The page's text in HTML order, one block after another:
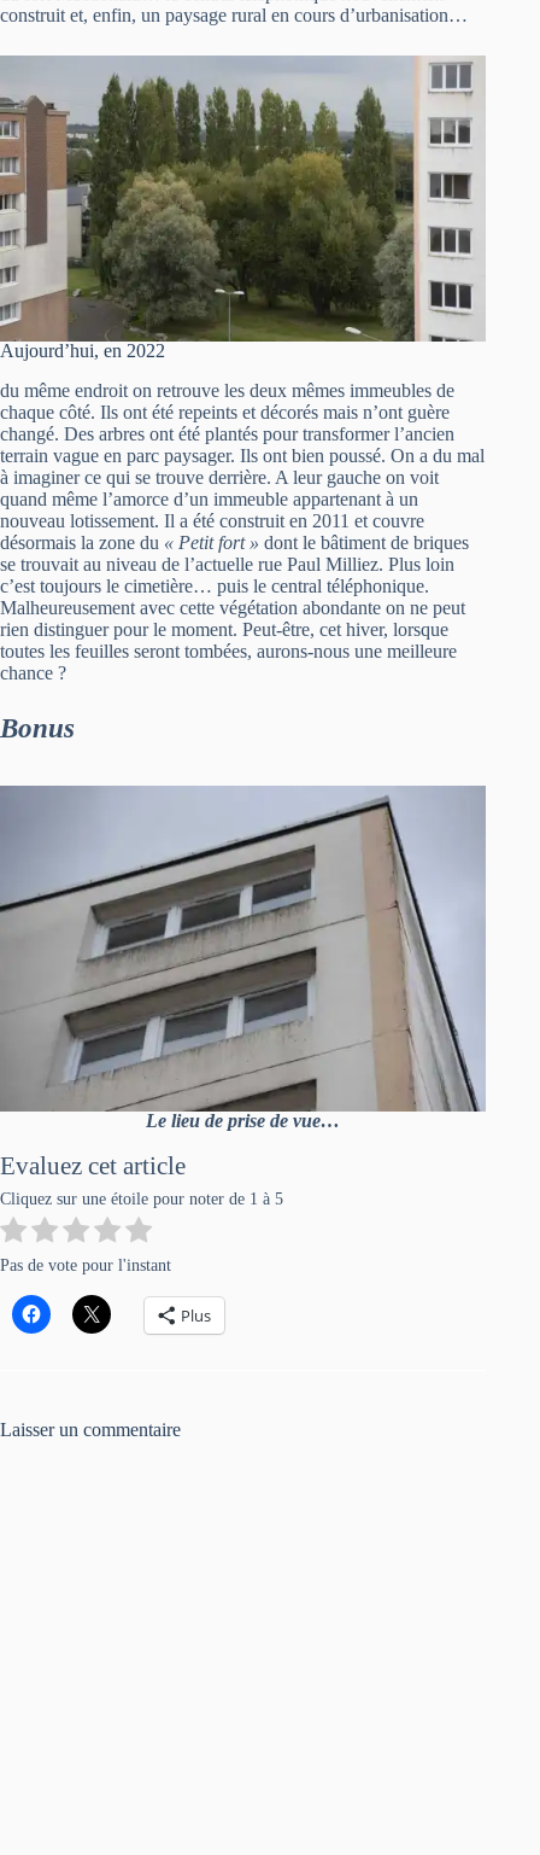
construit et, enfin, un paysage rural en cours d’urbanisation…
Aujourd’hui, en 2022
du même endroit on retrouve les deux mêmes immeubles de
chaque côté. Ils ont été repeints et décorés mais n’ont guère
changé. Des arbres ont été plantés pour transformer l’ancien
terrain vague en parc paysager. Ils ont bien poussé. On a du mal
à imaginer ce qui se trouve derrière. A leur gauche on voit
quand même l’amorce d’un immeuble appartenant à un
nouveau lotissement. Il a été construit en 2011 et couvre
désormais la zone du « Petit fort » dont le bâtiment de briques
se trouvait au niveau de l’actuelle rue Paul Milliez. Plus loin
c’est toujours le cimetière… puis le central téléphonique.
Malheureusement avec cette végétation abondante on ne peut
rien distinguer pour le moment. Peut-être, cet hiver, lorsque
toutes les feuilles seront tombées, aurons-nous une meilleure
chance ?
Bonus
Le lieu de prise de vue…
Evaluez cet article
Cliquez sur une étoile pour noter de 1 à 5
Pas de vote pour l'instant
Plus
Laisser un commentaire